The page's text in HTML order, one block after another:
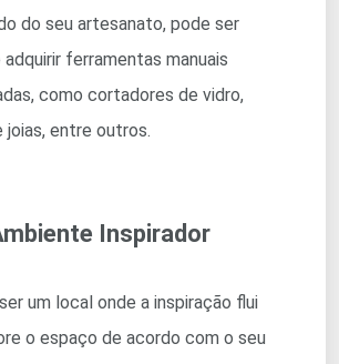
do seu artesanato, pode ser
ferramentas manuais
como cortadores de vidro,
joias, entre outros.
Inspirador
um local onde a inspiração flui
o espaço de acordo com o seu